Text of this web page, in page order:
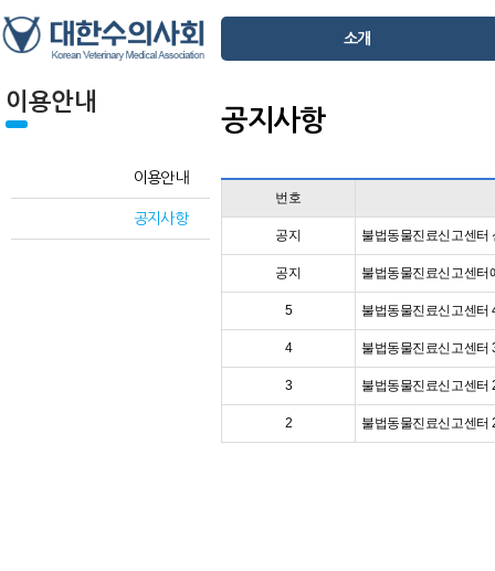
소개
이용안내
이용안내
공지사항
공지사항
번호
공지 불법동물진료신고센터
공지 불법동물진료신고센터
5 불법동물진료신고센터
4 불법동물진료신고센터
3 불법동물진료신고센터
2 불법동물진료신고센터